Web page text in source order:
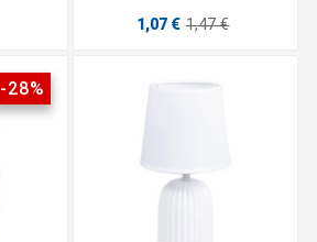
1,07 € 1,47 €
-28%